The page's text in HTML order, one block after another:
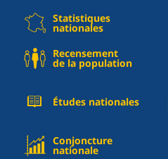
Statistiques
nationales
Recensement
de la population
Études nationales
Conjoncture
nationale